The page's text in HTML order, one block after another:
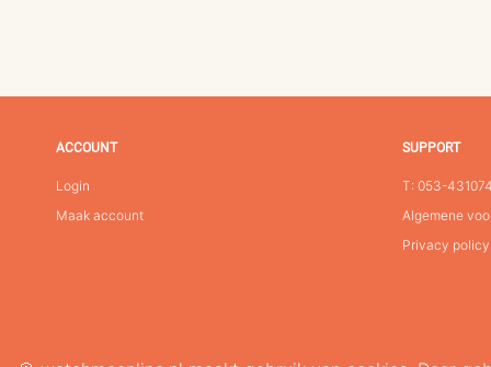
ACCOUNT
Login
Maak account
SUPPORT
T: 053-
Algemene
Privacy policy